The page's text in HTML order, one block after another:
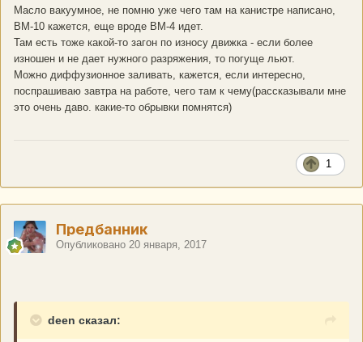
Масло вакуумное, не помню уже чего там на канистре написано,
ВМ-10 кажется, еще вроде ВМ-4 идет.
Там есть тоже какой-то загон по износу движка - если более
изношен и не дает нужного разряжения, то погуще льют.
Можно диффузионное заливать, кажется, если интересно,
поспрашиваю завтра на работе, чего там к чему(рассказывали мне
это очень даво. какие-то обрывки помнятся)
1
Предбанник
Опубликовано 20 января, 2017
deen сказал: